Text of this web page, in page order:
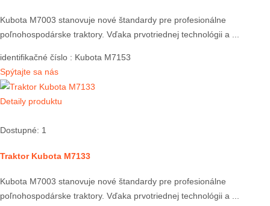
Kubota M7003 stanovuje nové štandardy pre profesionálne
poľnohospodárske traktory. Vďaka prvotriednej technológii a ...
identifikačné číslo : Kubota M7153
Spýtajte sa nás
Detaily produktu
Dostupné: 1
Traktor Kubota M7133
Kubota M7003 stanovuje nové štandardy pre profesionálne
poľnohospodárske traktory. Vďaka prvotriednej technológii a ...